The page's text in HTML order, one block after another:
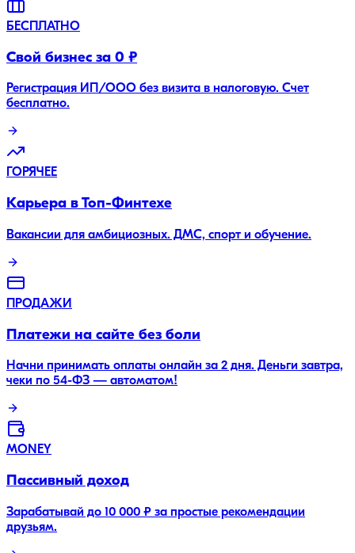
БЕСПЛАТНО
Свой бизнес за 0 ₽
Регистрация ИП/ООО без визита в налоговую. Счет
бесплатно.
ГОРЯЧЕЕ
Карьера в Топ-Финтехе
Вакансии для амбициозных. ДМС, спорт и обучение.
ПРОДАЖИ
Платежи на сайте без боли
Начни принимать оплаты онлайн за 2 дня. Деньги завтра,
чеки по 54-ФЗ — автоматом!
MONEY
Пассивный доход
Зарабатывай до 10 000 ₽ за простые рекомендации
друзьям.